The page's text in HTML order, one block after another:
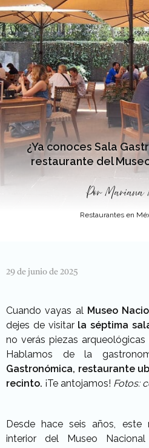
¿Ya conoces Sala
restaurante del
Por Mariana
Restaurantes en
29 de junio de 2025
Cuando vayas al Museo
dejes de visitar la séptima
no verás piezas
Hablamos de la
Gastronómica, restaurante
recinto. ¡Te antojamos! Fotos:
Desde hace seis años, este
interior del Museo